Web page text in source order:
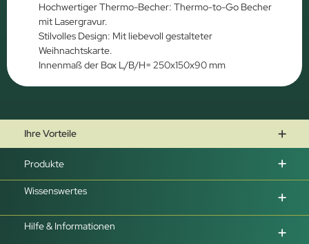
Hochwertiger Thermo-Becher: Thermo-to-Go Becher
mit Lasergravur.
Stilvolles Design: Mit liebevoll gestalteter
Weihnachtskarte.
Innenmaß der Box L/B/H= 250x150x90 mm
Ihre Vorteile
Produkte
Wissenswertes
Hilfe & Informationen